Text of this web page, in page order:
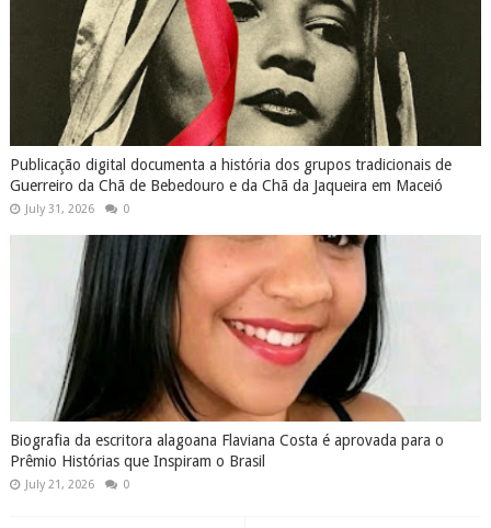
Publicação digital documenta a história dos grupos tradicionais de
Guerreiro da Chã de Bebedouro e da Chã da Jaqueira em Maceió
July 31, 2026 0
Biografia da escritora alagoana Flaviana Costa é aprovada para o
Prêmio Histórias que Inspiram o Brasil
July 21, 2026 0